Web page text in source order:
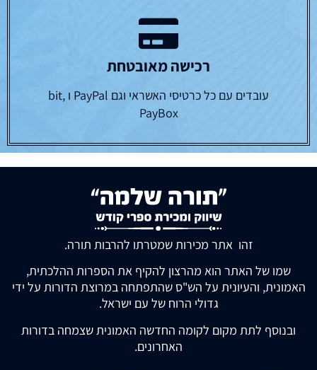
רכישה מאובטחת
עובדים עם כל כרטיסי האשראי וגם PayPal ו bit,
PayBox
זהו אתר מכירות שמטרתו להרבות תורה.
שמו של האתר הוא מהרצון להקיף את הספרות ההלכתית,
האמונית, והעיונית על הש"ס שהתפתחה במרוצת הדורות על ידי
גדולי הרוח של עם ישראל.
ובנוסף לתת מקום לקומה החדשה האמונית שצמחה בדורות
האחרונים.